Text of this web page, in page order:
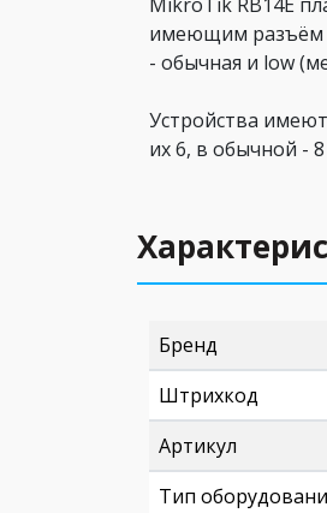
имеющим разъём
- обычная и low
Устройства
их 6, в обычной -
Бренд
Штрихкод
Артикул
Тип